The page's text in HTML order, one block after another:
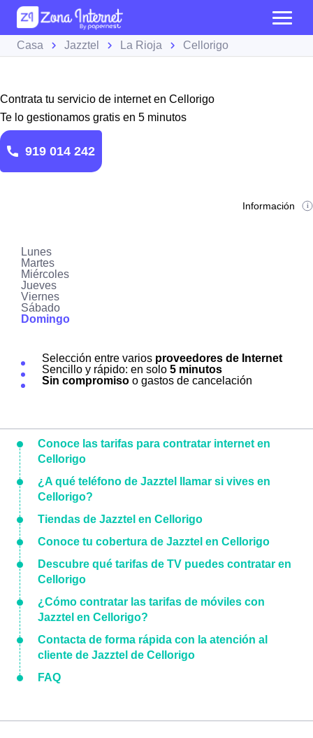
Casa Jazztel La Rioja Cellorigo
Contrata tu servicio de internet en Cellorigo
Te lo gestionamos gratis en 5 minutos
919 014 242
Información
Lunes
Martes
Miércoles
Jueves
Viernes
Sábado
Domingo
Selección entre varios proveedores de Internet
Sencillo y rápido: en solo 5 minutos
Sin compromiso o gastos de cancelación
Conoce las tarifas para contratar internet en
Cellorigo
¿A qué teléfono de Jazztel llamar si vives en
Cellorigo?
Tiendas de Jazztel en Cellorigo
Conoce tu cobertura de Jazztel en Cellorigo
Descubre qué tarifas de TV puedes contratar en
Cellorigo
¿Cómo contratar las tarifas de móviles con
Jazztel en Cellorigo?
Contacta de forma rápida con la atención al
cliente de Jazztel de Cellorigo
FAQ